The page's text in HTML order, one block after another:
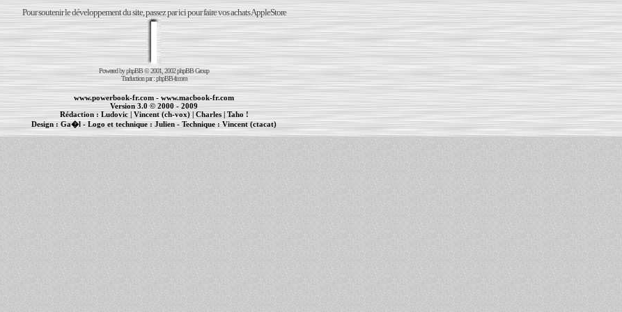
Pour soutenir le développement du site, passez par ici pour faire vos achats AppleStore
Powered byphpBB© 2001, 2002 phpBB Group
Traduction par :phpBB-fr.com
www.powerbook-fr.com - www.macbook-fr.com
Version 3.0 © 2000 - 2009
Rédaction : Ludovic|Vincent (ch-vox)| Charles|Taho !
Design :Ga�l - Logo et technique : Julien - Technique :Vincent (ctacat)
| | cr�ation de sites Internet